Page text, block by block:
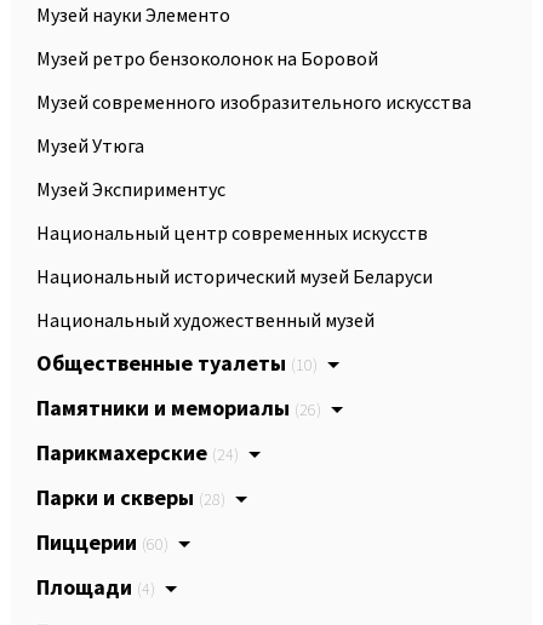
Музей науки Элементо
Музей ретро бензоколонок на Боровой
Музей современного изобразительного искусства
Музей Утюга
Музей Экспириментус
Национальный центр современных искусств
Национальный исторический музей Беларуси
Национальный художественный музей
Общественные туалеты (10)
Памятники и мемориалы (26)
Парикмахерские (24)
Парки и скверы (28)
Пиццерии (60)
Площади (4)